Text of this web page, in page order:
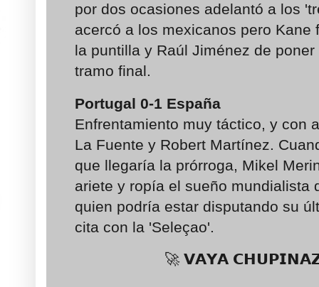
por dos ocasiones adelantó a los
acercó a los mexicanos pero Kane
la puntilla y Raúl Jiménez de
tramo final.
Portugal 0-1 España
Enfrentamiento muy táctico, y con
La Fuente y Robert Martínez.
que llegaría la prórroga, Mikel
ariete y ropía el sueño mundialista
quien podría estar disputando su
cita con la 'Seleçao'.
🚀 𝗩𝗔𝗬𝗔